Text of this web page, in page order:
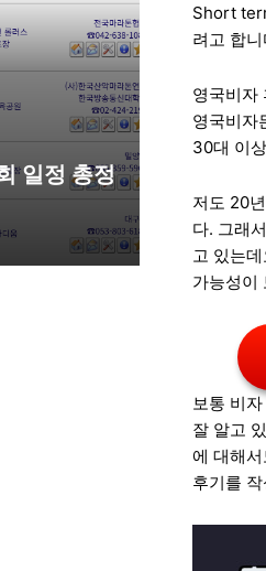
일정 총정
Short
려고 합니
영국비자
영국비자
30대 이
저도 20
다. 그래
고 있는
가능성이
보통 비
잘 알고
에 대해
후기를